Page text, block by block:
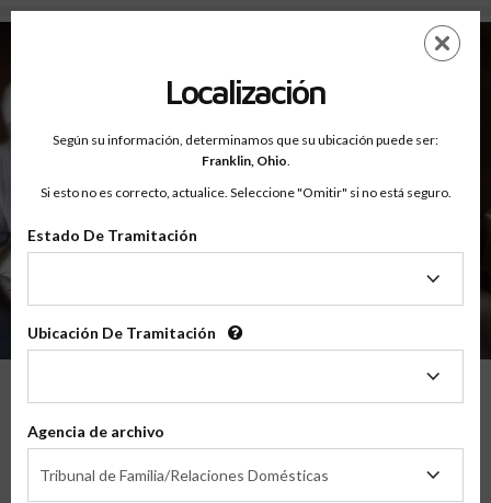
Sobre - Testimonios
EN
Decir
Localización
Según su información, determinamos que su ubicación puede ser:
Franklin, Ohio.
Si esto no es correcto, actualice. Seleccione "Omitir" si no está seguro.
Estado De Tramitación
Tramitación
Ubicación De Tramitación
Tramitación
Agencia de archivo
Tribunal de Familia/Relaciones Domésticas
de
archivo